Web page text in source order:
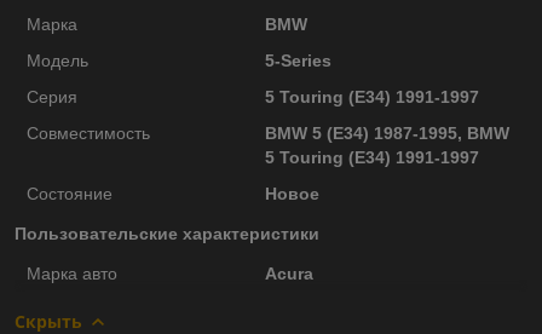
Марка
BMW
Модель
5-Series
Серия
5 Touring (E34) 1991-1997
Совместимость
BMW 5 (E34) 1987-1995, BMW
5 Touring (E34) 1991-1997
Состояние
Новое
Пользовательские характеристики
Марка авто Acura
Скрыть